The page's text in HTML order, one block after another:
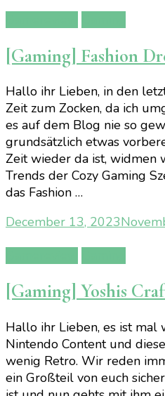
[Gaming] Fashion
Hallo ihr Lieben, in den
Zeit zum Zocken, da ich
es auf dem Blog nie so
grundsätzlich etwas
Zeit wieder da ist, widmen
Trends der Cozy Gaming
das Fashion …
December 13, 2023
[Gaming] Yoshis
Hallo ihr Lieben, es ist
Nintendo Content und
wenig Retro. Wir reden
ein Großteil von euch